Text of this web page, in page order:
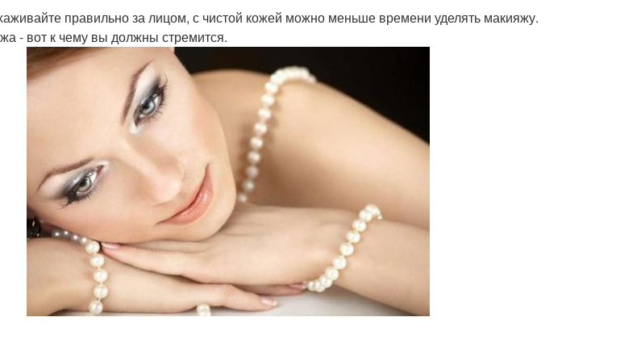
правильно за лицом, с чистой кожей можно меньше времени уделять макияжу.
- вот к чему вы должны стремится.